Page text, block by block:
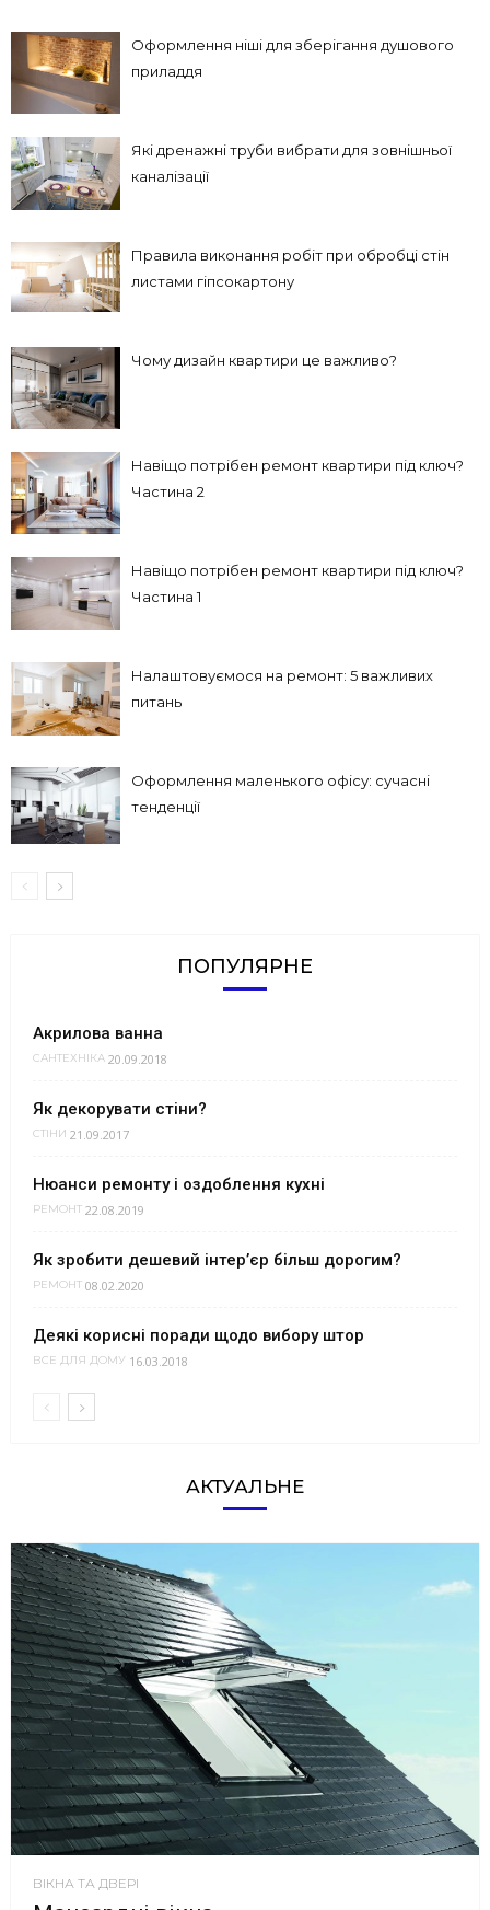
Оформлення ніші для зберігання душового
приладдя
Які дренажні труби вибрати для зовнішньої
каналізації
Правила виконання робіт при обробці стін
листами гіпсокартону
Чому дизайн квартири це важливо?
Навіщо потрібен ремонт квартири під ключ?
Частина 2
Навіщо потрібен ремонт квартири під ключ?
Частина 1
Налаштовуємося на ремонт: 5 важливих
питань
Оформлення маленького офісу: сучасні
тенденції
ПОПУЛЯРНЕ
Акрилова ванна
САНТЕХНІКА 20.09.2018
Як декорувати стіни?
СТІНИ 21.09.2017
Нюанси ремонту і оздоблення кухні
РЕМОНТ 22.08.2019
Як зробити дешевий інтер’єр більш дорогим?
РЕМОНТ 08.02.2020
Деякі корисні поради щодо вибору штор
ВСЕ ДЛЯ ДОМУ 16.03.2018
АКТУАЛЬНЕ
ВІКНА ТА ДВЕРІ